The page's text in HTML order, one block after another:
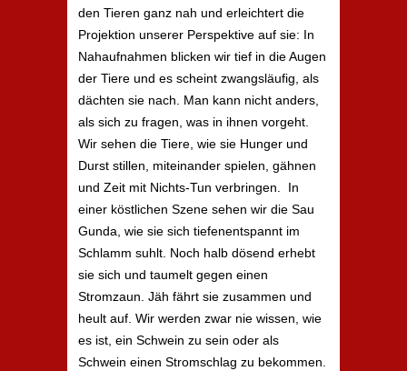
den Tieren ganz nah und erleichtert die
Projektion unserer Perspektive auf sie: In
Nahaufnahmen blicken wir tief in die Augen
der Tiere und es scheint zwangsläufig, als
dächten sie nach. Man kann nicht anders,
als sich zu fragen, was in ihnen vorgeht.
Wir sehen die Tiere, wie sie Hunger und
Durst stillen, miteinander spielen, gähnen
und Zeit mit Nichts-Tun verbringen. In
einer köstlichen Szene sehen wir die Sau
Gunda, wie sie sich tiefenentspannt im
Schlamm suhlt. Noch halb dösend erhebt
sie sich und taumelt gegen einen
Stromzaun. Jäh fährt sie zusammen und
heult auf. Wir werden zwar nie wissen, wie
es ist, ein Schwein zu sein oder als
Schwein einen Stromschlag zu bekommen.